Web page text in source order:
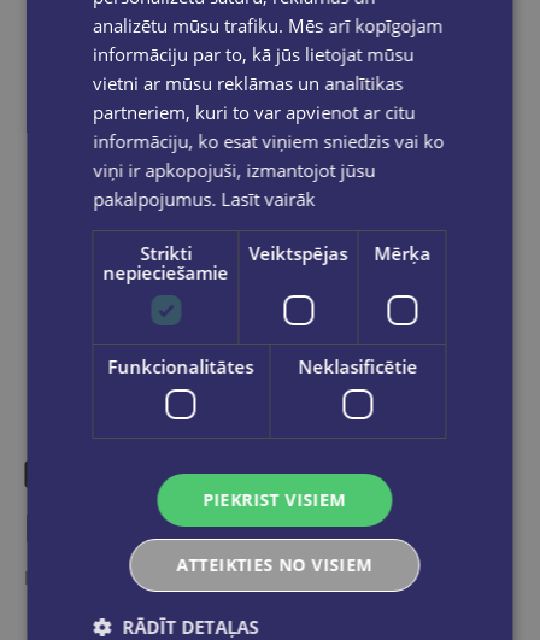
Bezmaksas piegāde
pakomātiem Latvijāpasūtījumiem no €40.00.
Bezmaksas piegāde jebkurā GLOBUSS
grāmatnīcā 1-5 darba dienu laikā, kad
pasūtījums būs gatavs saņemšanai, saņemsi
e-pastu un/ vai SMS.
Dalies sociālajos tīklos:
Līdzīgas preces
Ieskaties, varbūt noder
analizētu mūsu trafiku. Mēs arī kopīgojam
informāciju par to, kā jūs lietojat mūsu
vietni ar mūsu reklāmas un analītikas
partneriem, kuri to var apvienot ar citu
informāciju, ko esat viņiem sniedzis vai ko
viņi ir apkopojuši, izmantojot jūsu
pakalpojumus. Lasīt vairāk
Strikti
nepieciešamie
Veiktspējas Mērķa
Funkcionalitātes Neklasificētie
PIEKRIST VISIEM
ATTEIKTIES NO VISIEM
RĀDĪT DETAĻAS